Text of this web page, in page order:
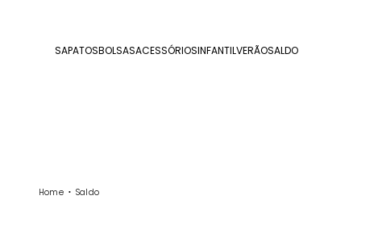
SAPATOSBOLSASACESSÓRIOSINFANTILVERÃOSALDO
Home Saldo